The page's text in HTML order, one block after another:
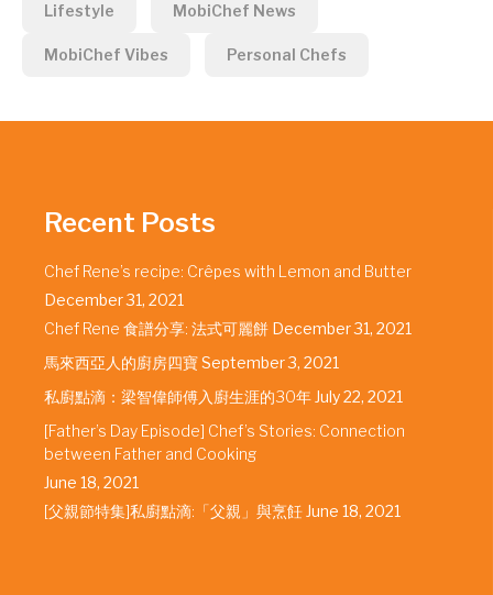
Lifestyle MobiChef News
MobiChef Vibes Personal Chefs
Recent Posts
Chef Rene’s recipe: Crêpes with Lemon and Butter
December 31, 2021
Chef Rene 食譜分享: 法式可麗餅 December 31, 2021
馬來西亞人的廚房四寶September 3, 2021
私廚點滴：梁智偉師傅入廚生涯的30年 July 22, 2021
[Father’s Day Episode] Chef’s Stories: Connection
between Father and Cooking
June 18, 2021
[父親節特集]私廚點滴:「父親」與烹飪 June 18, 2021